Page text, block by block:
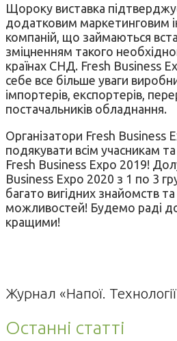
Щороку виставка
додатковим маркетинговим
компаній, що займаються
зміцненням такого
країнах СНД. Fresh Business
себе все більше уваги
імпортерів, експортерів,
постачальників обладнання.
Організатори Fresh Business
подякувати всім учасникам та
Fresh Business Expo 2019!
Business Expo 2020 з 1 по 3
багато вигідних знайомств
можливостей! Будемо раді
кращими!
Журнал «Напої. Технології
Останні статті